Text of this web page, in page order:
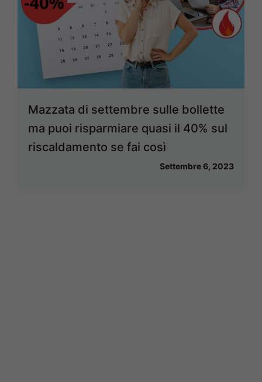
Mazzata di settembre sulle bollette
ma puoi risparmiare quasi il 40% sul
riscaldamento se fai così
Settembre 6, 2023